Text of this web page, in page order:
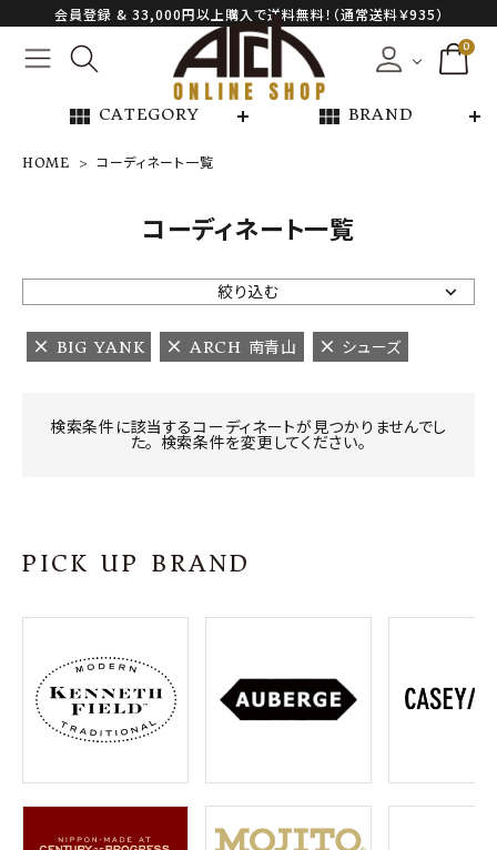
会員登録 & 33,000円以上購入で送料無料！（通常送料￥935）
0
view_module CATEGORY view_module BRAND
NEW ARRIVAL
ARCH EXCLUSIVE
BRAND
INFORMATION
ご利用ガイド
プライバシーポリシー
特定商取引法について
お問い合わせ
OFFICIAL WEB SITE
ACCOUNT MENU
HOME コーディネート一覧
コーディネート一覧
絞り込む
BIG YANK ARCH 南青山 シューズ
検索条件に該当するコーディネートが見つかりませんでし
た。 検索条件を変更してください。
PICK UP BRAND